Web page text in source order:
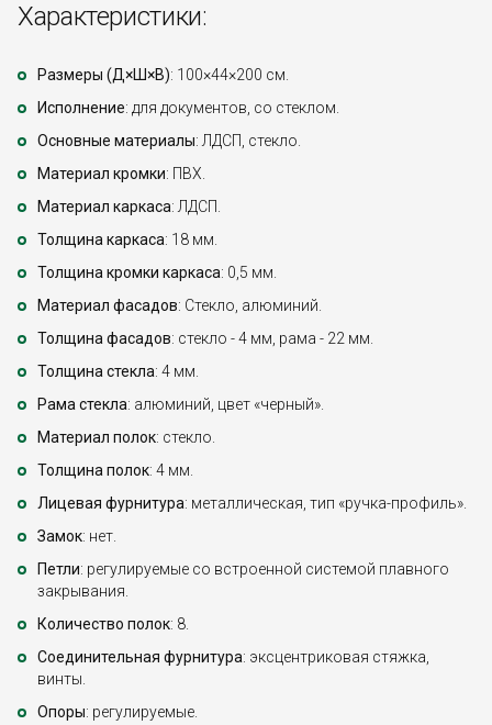
Характеристики:
Размеры (Д×Ш×В): 100×44×200 см.
Исполнение: для документов, со стеклом.
Основные материалы: ЛДСП, стекло.
Материал кромки: ПВХ.
Материал каркаса: ЛДСП.
Толщина каркаса: 18 мм.
Толщина кромки каркаса: 0,5 мм.
Материал фасадов: Стекло, алюминий.
Толщина фасадов: стекло - 4 мм, рама - 22 мм.
Толщина стекла: 4 мм.
Рама стекла: алюминий, цвет «черный».
Материал полок: стекло.
Толщина полок: 4 мм.
Лицевая фурнитура: металлическая, тип «ручка-профиль».
Замок: нет.
Петли: регулируемые со встроенной системой плавного
закрывания.
Количество полок: 8.
Соединительная фурнитура: эксцентриковая стяжка,
винты.
Опоры: регулируемые.